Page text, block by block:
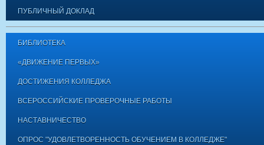
ПУБЛИЧНЫЙ ДОКЛАД
БИБЛИОТЕКА
«ДВИЖЕНИЕ ПЕРВЫХ»
ДОСТИЖЕНИЯ КОЛЛЕДЖА
ВСЕРОССИЙСКИЕ ПРОВЕРОЧНЫЕ РАБОТЫ
НАСТАВНИЧЕСТВО
ОПРОС "УДОВЛЕТВОРЕННОСТЬ ОБУЧЕНИЕМ В КОЛЛЕДЖЕ"